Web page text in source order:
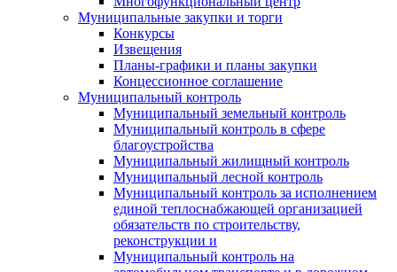
Муниципальные закупки и торги
Конкурсы
Извещения
Планы-графики и планы закупки
Концессионное соглашение
Муниципальный контроль
Муниципальный земельный контроль
Муниципальный контроль в сфере
благоустройства
Муниципальный жилищный контроль
Муниципальный лесной контроль
Муниципальный контроль за исполнением
единой теплоснабжающей организацией
обязательств по строительству,
реконструкции и
Муниципальный контроль на